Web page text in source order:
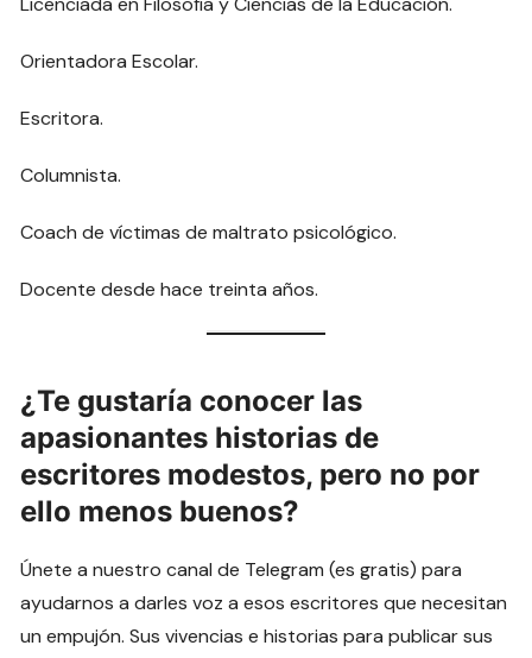
Orientadora Escolar.
Escritora.
Columnista.
Coach de víctimas de maltrato psicológico.
Docente desde hace treinta años.
¿Te gustaría conocer las
apasionantes historias de
escritores modestos, pero no por
ello menos buenos?
Únete a nuestro canal de Telegram (es gratis) para
ayudarnos a darles voz a esos escritores que necesitan
un empujón. Sus vivencias e historias para publicar sus